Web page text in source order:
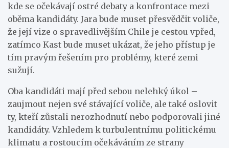
kde se očekávají ostré debaty a konfrontace mezi
oběma kandidáty. Jara bude muset přesvědčit voliče,
že její vize o spravedlivějším Chile je cestou vpřed,
zatímco Kast bude muset ukázat, že jeho přístup je
tím pravým řešením pro problémy, které zemi
sužují.
Oba kandidáti mají před sebou nelehký úkol –
zaujmout nejen své stávající voliče, ale také oslovit
ty, kteří zůstali nerozhodnutí nebo podporovali jiné
kandidáty. Vzhledem k turbulentnímu politickému
klimatu a rostoucím očekáváním ze strany